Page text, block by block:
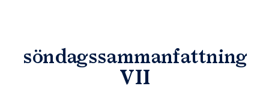
söndagssammanfattning
VII